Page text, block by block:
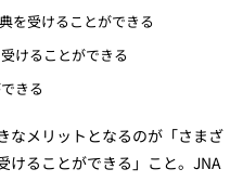
を受けることができる
けることができる
きる
なメリットとなるのが「さまざ
けることができる」こと。JNA